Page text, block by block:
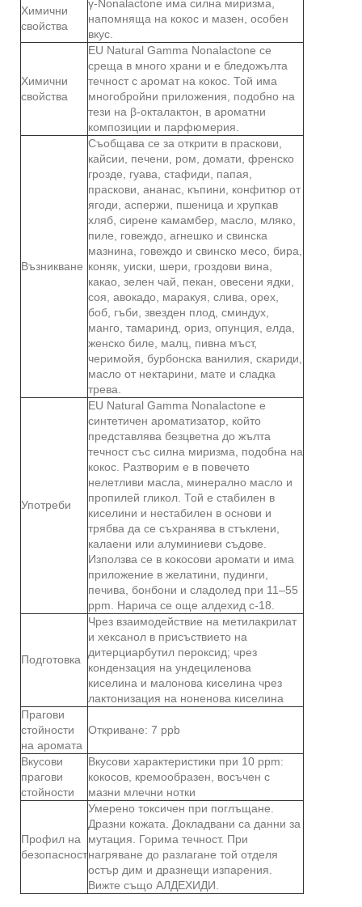
Химични
свойства
γ-Nonalactone има силна миризма,
напомняща на кокос и мазен, особен
вкус.
Химични
свойства
EU Natural Gamma Nonalactone се
среща в много храни и е бледожълта
течност с аромат на кокос. Той има
многобройни приложения, подобно на
тези на β-окталактон, в ароматни
композиции и парфюмерия.
Възникване
Съобщава се за открити в праскови,
кайсии, печени, ром, домати, френско
грозде, гуава, стафиди, папая,
праскови, ананас, къпини, конфитюр от
ягоди, аспержи, пшеница и хрупкав
хляб, сирене камамбер, масло, мляко,
пиле, говеждо, агнешко и свинска
мазнина, говеждо и свинско месо, бира,
коняк, уиски, шери, гроздови вина,
какао, зелен чай, пекан, овесени ядки,
соя, авокадо, маракуя, слива, орех,
боб, гъби, звезден плод, сминдух,
манго, тамаринд, ориз, опунция, елда,
женско биле, малц, пивна мъст,
черимойя, бурбонска ванилия, скариди,
масло от нектарини, мате и сладка
трева.
Употреби
EU Natural Gamma Nonalactone е
синтетичен ароматизатор, който
представлява безцветна до жълта
течност със силна миризма, подобна на
кокос. Разтворим е в повечето
нелетливи масла, минерално масло и
пропилей гликол. Той е стабилен в
киселини и нестабилен в основи и
трябва да се съхранява в стъклени,
калаени или алуминиеви съдове.
Използва се в кокосови аромати и има
приложение в желатини, пудинги,
печива, бонбони и сладолед при 11–55
ppm. Нарича се още алдехид c-18.
Подготовка
Чрез взаимодействие на метилакрилат
и хексанол в присъствието на
дитерциарбутил пероксид; чрез
кондензация на ундециленова
киселина и малонова киселина чрез
лактонизация на ноненова киселина
Прагови
стойности
на аромата
Откриване: 7 ppb
Вкусови
прагови
стойности
Вкусови характеристики при 10 ppm:
кокосов, кремообразен, восъчен с
мазни млечни нотки
Профил на
безопасност
Умерено токсичен при поглъщане.
Дразни кожата. Докладвани са данни за
мутация. Горима течност. При
нагряване до разлагане той отделя
остър дим и дразнещи изпарения.
Вижте също АЛДЕХИДИ.